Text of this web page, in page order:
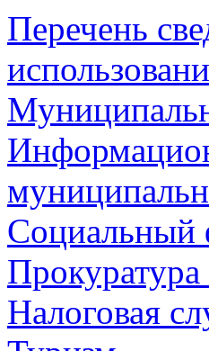
Перечень
Социальный
Налоговая